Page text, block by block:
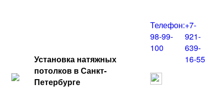
Установка натяжных
потолков в Санкт-
Петербурге
Телефон:
98-99-
100
+7-
921-
639-
16-55